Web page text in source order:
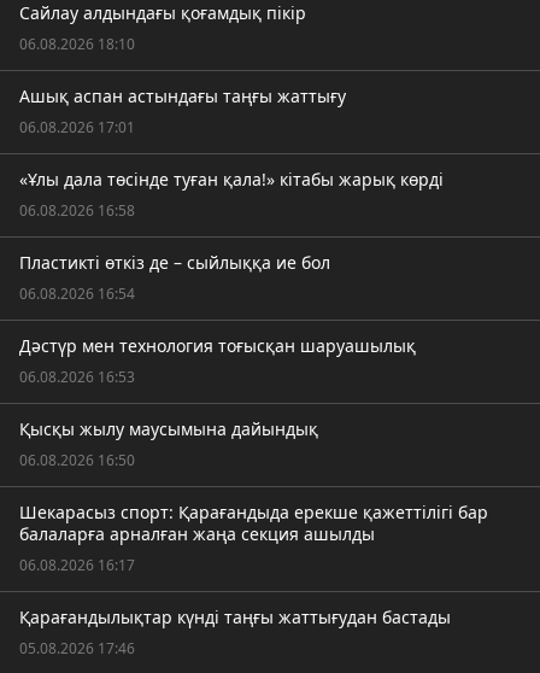
Сайлау алдындағы қоғамдық пікір
06.08.2026 18:10
Ашық аспан астындағы таңғы жаттығу
06.08.2026 17:01
«Ұлы дала төсінде туған қала!» кітабы жарық көрді
06.08.2026 16:58
Пластикті өткіз де – сыйлыққа ие бол
06.08.2026 16:54
Дәстүр мен технология тоғысқан шаруашылық
06.08.2026 16:53
Қысқы жылу маусымына дайындық
06.08.2026 16:50
Шекарасыз спорт: Қарағандыда ерекше қажеттілігі бар
балаларға арналған жаңа секция ашылды
06.08.2026 16:17
Қарағандылықтар күнді таңғы жаттығудан бастады
05.08.2026 17:46